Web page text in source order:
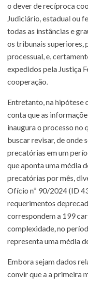
o dever de recíproca
Judiciário, estadual ou
todas as instâncias e
os tribunais superiores,
processual, e,
expedidos pela Justiça
cooperação.
Entretanto, na hipótese
conta que as
inaugura o processo no
buscar revisar, de onde
precatórias em um
que aponta uma média
precatórias por mês,
Ofício nº 90/2024 (ID
requerimentos
correspondem a 199
complexidade, no
representa uma média
Embora sejam dados
convir que a a primeira